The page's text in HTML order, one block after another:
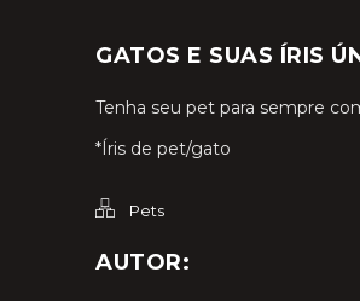
GATOS E SUAS ÍRIS
Tenha seu pet para sempre
*Íris de pet/gato
Pets
AUTOR: